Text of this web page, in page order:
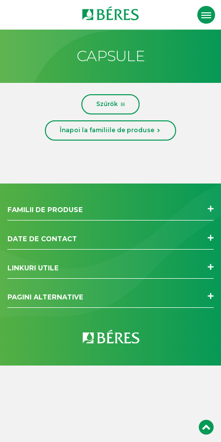
CAPSULE
Szűrők
Înapoi la familiile de produse
FAMILII DE PRODUSE
DATE DE CONTACT
LINKURI UTILE
PAGINI ALTERNATIVE